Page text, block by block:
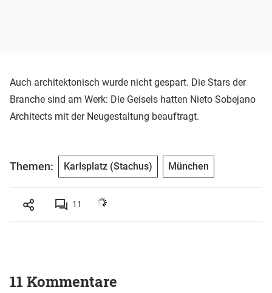
Auch architektonisch wurde nicht gespart. Die Stars der
Branche sind am Werk: Die Geisels hatten Nieto Sobejano
Architects mit der Neugestaltung beauftragt.
Themen: Karlsplatz (Stachus) München
11
11 Kommentare